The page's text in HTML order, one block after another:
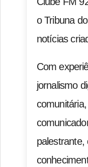
o Tribuna
notícias
Com
jornalismo
palestrante,